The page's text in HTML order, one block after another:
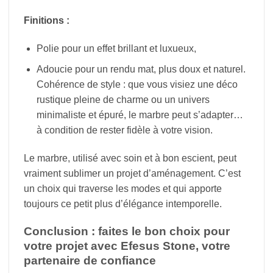
Finitions :
Polie pour un effet brillant et luxueux,
Adoucie pour un rendu mat, plus doux et naturel.
Cohérence de style : que vous visiez une déco
rustique pleine de charme ou un univers
minimaliste et épuré, le marbre peut s’adapter…
à condition de rester fidèle à votre vision.
Le marbre, utilisé avec soin et à bon escient, peut
vraiment sublimer un projet d’aménagement. C’est
un choix qui traverse les modes et qui apporte
toujours ce petit plus d’élégance intemporelle.
Conclusion : faites le bon choix pour
votre projet avec Efesus Stone, votre
partenaire de confiance